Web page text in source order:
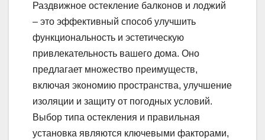
Раздвижное остекление балконов и лоджий
– это эффективный способ улучшить
функциональность и эстетическую
привлекательность вашего дома. Оно
предлагает множество преимуществ,
включая экономию пространства, улучшение
изоляции и защиту от погодных условий.
Выбор типа остекления и правильная
установка являются ключевыми факторами,